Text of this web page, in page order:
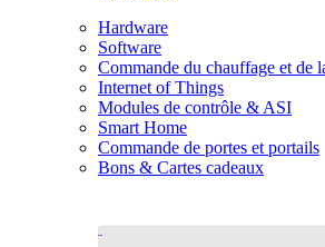
Hardware
Software
Commande du chauffage et de
Internet of Things
Modules de contrôle & ASI
Smart Home
Commande de portes et portails
Bons & Cartes cadeaux